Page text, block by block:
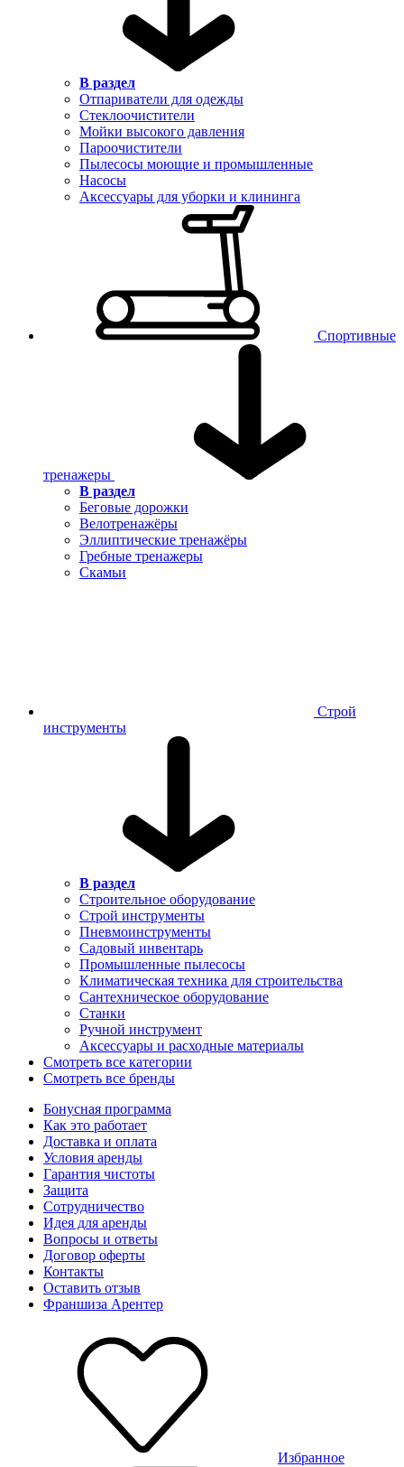
В раздел
Отпариватели для одежды
Стеклоочистители
Мойки высокого давления
Пароочистители
Пылесосы моющие и промышленные
Насосы
Аксессуары для уборки и клининга
Спортивные
тренажеры
В раздел
Беговые дорожки
Велотренажёры
Эллиптические тренажёры
Гребные тренажеры
Скамьи
Строй
инструменты
В раздел
Строительное оборудование
Строй инструменты
Пневмоинструменты
Садовый инвентарь
Промышленные пылесосы
Климатическая техника для строительства
Сантехническое оборудование
Станки
Ручной инструмент
Аксессуары и расходные материалы
Смотреть все категории
Смотреть все бренды
Бонусная программа
Как это работает
Доставка и оплата
Условия аренды
Гарантия чистоты
Защита
Сотрудничество
Идея для аренды
Вопросы и ответы
Договор оферты
Контакты
Оставить отзыв
Франшиза Арентер
Избранное